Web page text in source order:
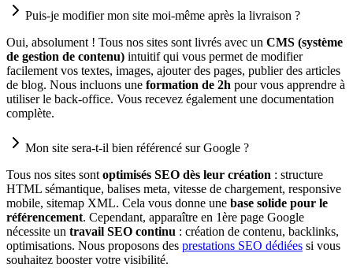
Puis-je modifier mon site moi-même après la livraison ?
Oui, absolument ! Tous nos sites sont livrés avec un CMS (système
de gestion de contenu) intuitif qui vous permet de modifier
facilement vos textes, images, ajouter des pages, publier des articles
de blog. Nous incluons une formation de 2h pour vous apprendre à
utiliser le back-office. Vous recevez également une documentation
complète.
Mon site sera-t-il bien référencé sur Google ?
Tous nos sites sont optimisés SEO dès leur création : structure
HTML sémantique, balises meta, vitesse de chargement, responsive
mobile, sitemap XML. Cela vous donne une base solide pour le
référencement. Cependant, apparaître en 1ère page Google
nécessite un travail SEO continu : création de contenu, backlinks,
optimisations. Nous proposons des prestations SEO dédiées si vous
souhaitez booster votre visibilité.